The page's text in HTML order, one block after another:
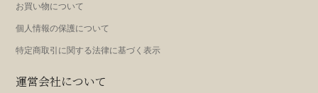
お買い物について
個人情報の保護について
特定商取引に関する法律に基づく表示
運営会社について